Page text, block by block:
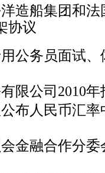
造船集团和法
协议
公务员面试、
限公司2010年
布人民币汇率
金融合作分委